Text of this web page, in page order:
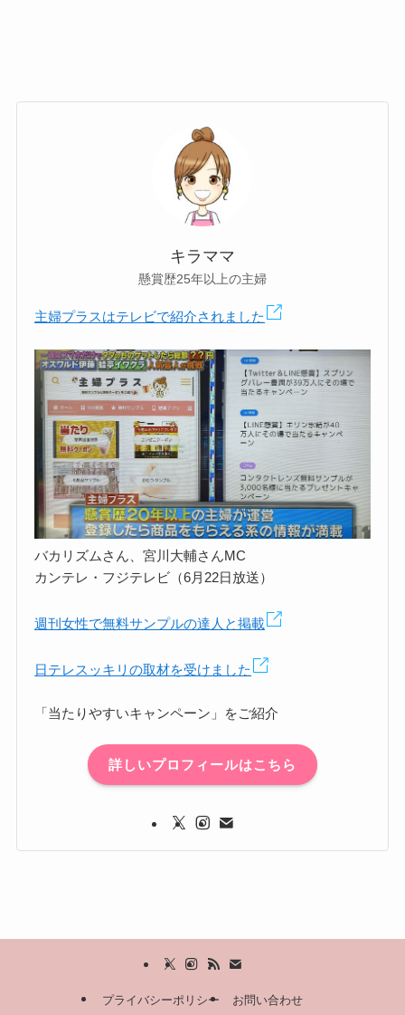
キラママ
懸賞歴25年以上の主婦
主婦プラスはテレビで紹介されました
バカリズムさん、宮川大輔さんMC
カンテレ・フジテレビ（6月22日放送）
週刊女性で無料サンプルの達人と掲載
日テレスッキリの取材を受けました
「当たりやすいキャンペーン」をご紹介
詳しいプロフィールはこちら
プライバシーポリシー お問い合わせ